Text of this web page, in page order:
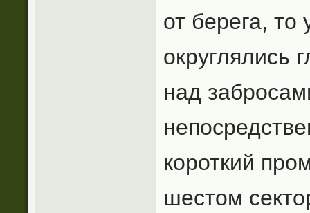
от берега,
округлялись
над
короткий
шестом